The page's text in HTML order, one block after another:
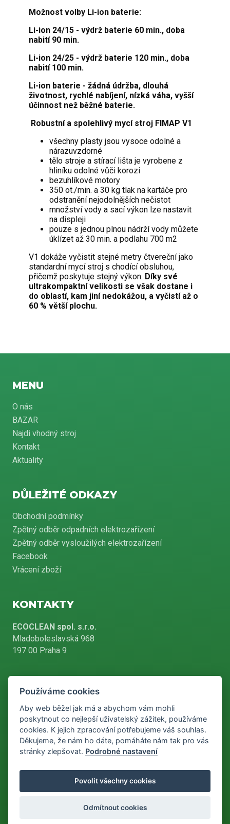
Možnost volby Li-ion baterie:
Li-ion 24/15 - výdrž baterie 60 min., doba
nabití 90 min.
Li-ion 24/25 - výdrž baterie 120 min., doba
nabití 100 min.
Li-ion baterie - žádná údržba, dlouhá
životnost, rychlé nabíjení, nízká váha, vyšší
účinnost než běžné baterie.
Robustní a spolehlivý mycí stroj FIMAP V1
všechny plasty jsou vysoce odolné a
nárazuvzdorné
tělo stroje a stírací lišta je vyrobene z
hliníku odolné vůči korozi
bezuhlíkové motory
350 ot./min. a 30 kg tlak na kartáče pro
odstranění nejodolnějších nečistot
množství vody a sací výkon lze nastavit
na displeji
pouze s jednou plnou nádrží vody můžete
úklízet až 30 min. a podlahu 700 m2
V1 dokáže vyčistit stejné metry čtvereční jako
standardní mycí stroj s chodící obsluhou,
přičemž poskytuje stejný výkon. Díky své
ultrakompaktní velikosti se však dostane i
do oblastí, kam jiní nedokážou, a vyčistí až o
60 % větší plochu.
MENU
O nás
BAZAR
Najdi vhodný stroj
Kontakt
Aktuality
DŮLEŽITÉ ODKAZY
Obchodní podmínky
Zpětný odběr odpadních elektrozařízení
Zpětný odběr vysloužilých elektrozařízení
Facebook
Vrácení zboží
KONTAKTY
ECOCLEAN spol. s.r.o.
Mladoboleslavská 968
197 00 Praha 9
+420 226 804 900
info@ecoclean-praha.cz
Podle zákona o evidenci tržeb je prodávající povinen vystavit
kupujícímu účtenku. Zároveň je povinen zaevidovat přijatou tržbu u
správce daně online, v případě technického výpadku pak nejpozději
Používáme cookies
Aby web běžel jak má a abychom vám mohli
poskytnout co nejlepší uživatelský zážitek, používáme
cookies. K jejich zpracování potřebujeme váš souhlas.
Děkujeme, že nám ho dáte, pomáháte nám tak pro vás
stránky zlepšovat. Podrobné nastavení
Povolit všechny cookies
Odmítnout cookies